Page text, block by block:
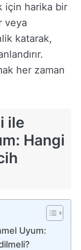
için harika bir
veya
katarak,
her zaman
ile
Hangi
Uyum: